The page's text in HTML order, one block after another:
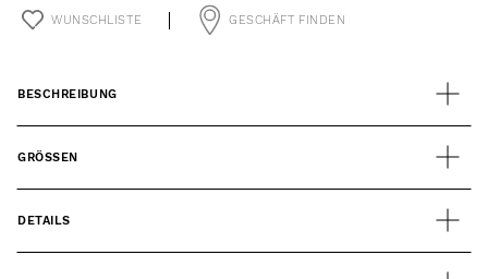
WUNSCHLISTE GESCHÄFT FINDEN
BESCHREIBUNG
GRÖSSEN
DETAILS